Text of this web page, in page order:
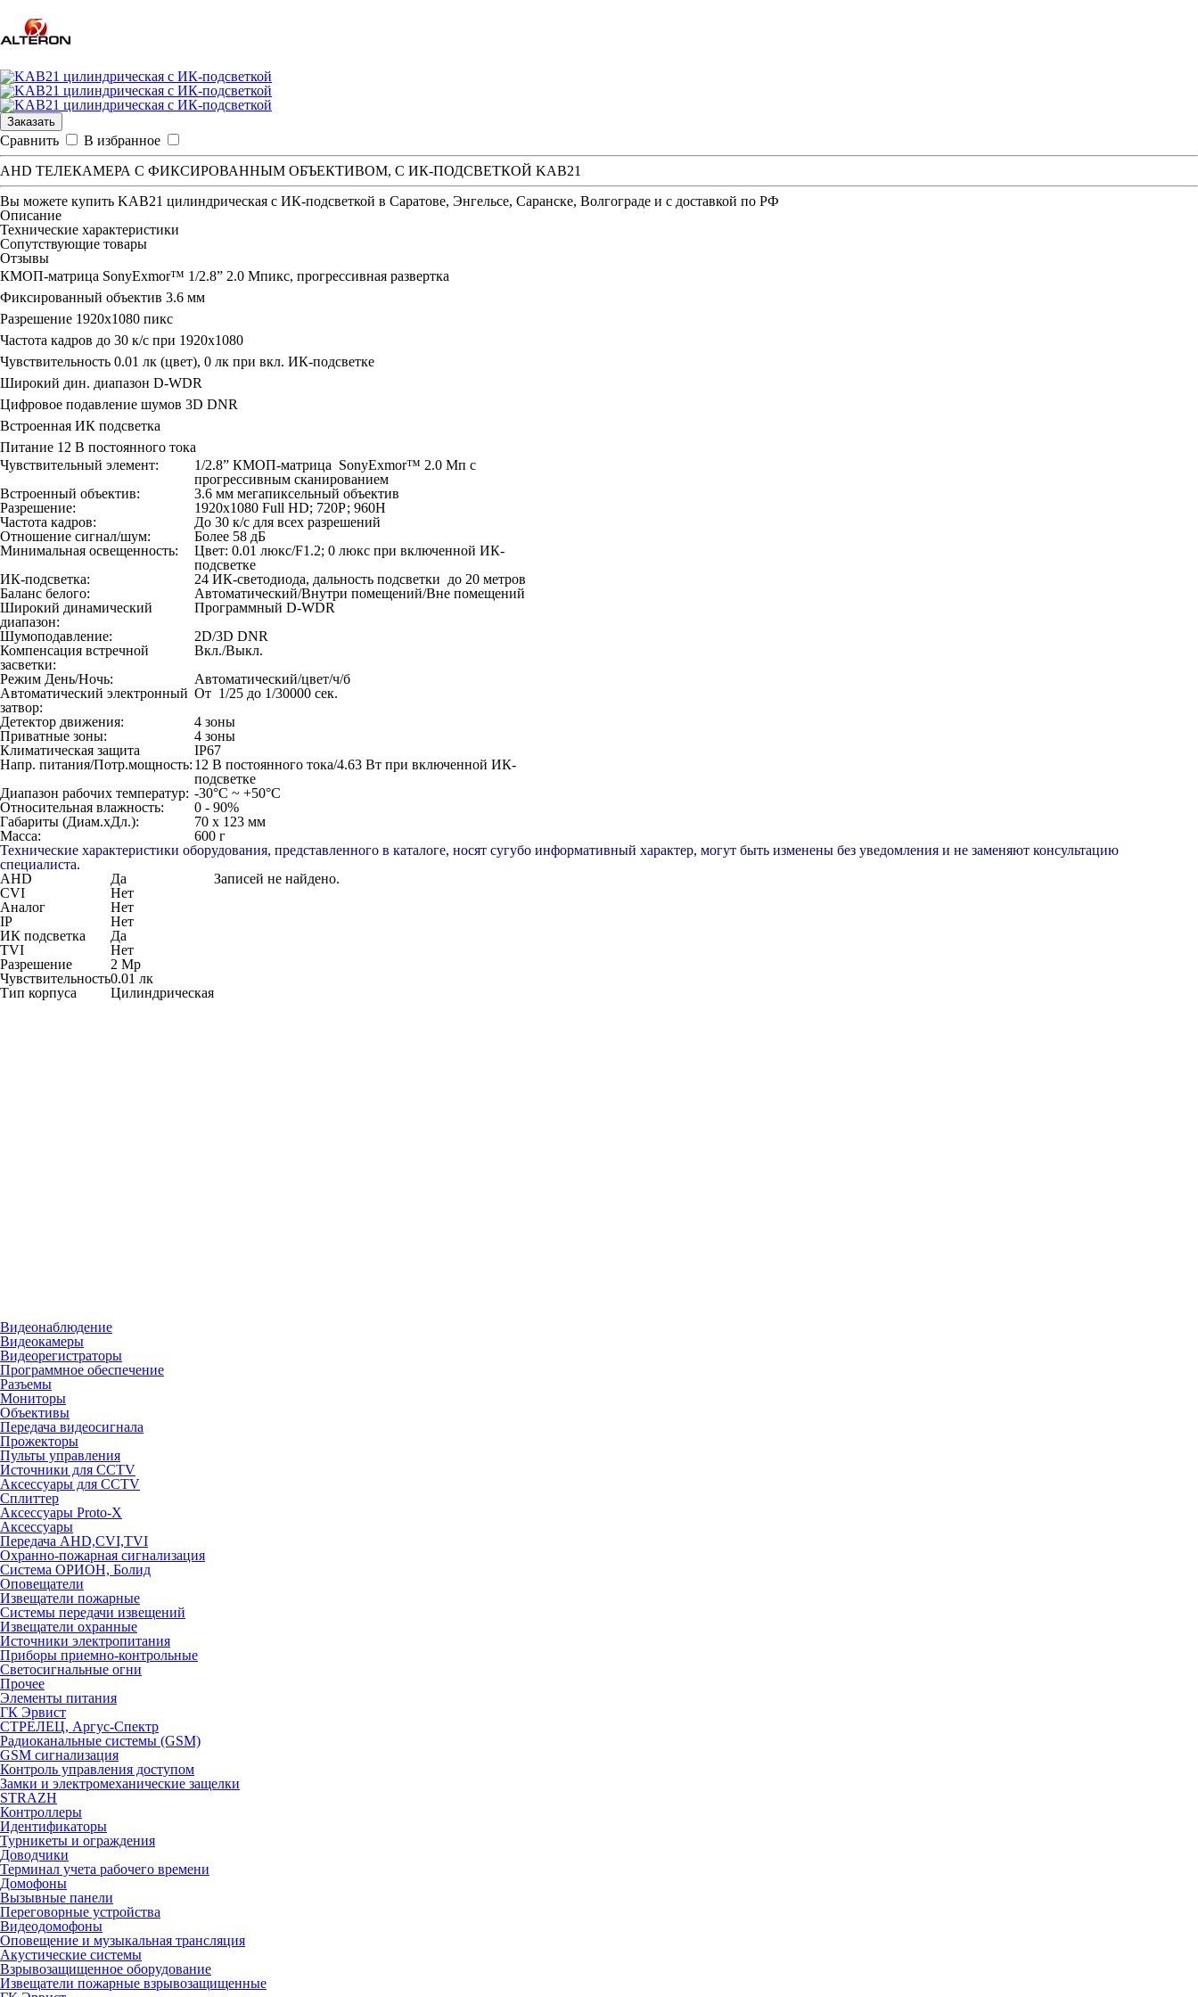
Заказать
Сравнить
В избранное
AHD ТЕЛЕКАМЕРА С ФИКСИРОВАННЫМ ОБЪЕКТИВОМ, С ИК-ПОДСВЕТКОЙ KAB21
Вы можете купить KAB21 цилиндрическая с ИК-подсветкой в Саратове, Энгельсе, Саранске, Волгограде и с доставкой по РФ
Описание
Технические характеристики
Сопутствующие товары
Отзывы
КМОП-матрица SonyExmor™ 1/2.8” 2.0 Mпикс, прогрессивная развертка
Фиксированный объектив 3.6 мм
Разрешение 1920х1080 пикс
Частота кадров до 30 к/с при 1920x1080
Чувствительность 0.01 лк (цвет), 0 лк при вкл. ИК-подсветке
Широкий дин. диапазон D-WDR
Цифровое подавление шумов 3D DNR
Встроенная ИК подсветка
Питание 12 В постоянного тока
Чувствительный элемент:
1/2.8” КМОП-матрица SonyExmor™ 2.0 Мп с
прогрессивным сканированием
Встроенный объектив:
3.6 мм мегапиксельный объектив
Разрешение:
1920x1080 Full HD; 720Р; 960Н
Частота кадров:
До 30 к/с для всех разрешений
Отношение сигнал/шум:
Более 58 дБ
Минимальная освещенность:
Цвет: 0.01 люкс/F1.2; 0 люкс при включенной ИК-
подсветке
ИК-подсветка:
24 ИК-светодиода, дальность подсветки до 20 метров
Баланс белого:
Автоматический/Внутри помещений/Вне помещений
Широкий динамический
диапазон:
Программный D-WDR
Шумоподавление:
2D/3D DNR
Компенсация встречной
засветки:
Вкл./Выкл.
Режим День/Ночь:
Автоматический/цвет/ч/б
Автоматический электронный
затвор:
От 1/25 до 1/30000 сек.
Детектор движения:
4 зоны
Приватные зоны:
4 зоны
Климатическая защита
IP67
Напр. питания/Потр.мощность: 12 В постоянного тока/4.63 Вт при включенной ИК-
подсветке
Диапазон рабочих температур: -30°C ~ +50°C
Относительная влажность:
0 - 90%
Габариты (Диам.хДл.):
70 х 123 мм
Масса:
600 г
Технические характеристики оборудования, представленного в каталоге, носят сугубо информативный характер, могут быть изменены без уведомления и не заменяют консультацию
специалиста.
AHD
Да
CVI
Нет
Аналог
Нет
IP
Нет
ИК подсветка
Да
TVI
Нет
Разрешение
2 Мр
Чувствительность0.01 лк
Тип корпуса
Цилиндрическая
Записей не найдено.
Видеонаблюдение
Видеокамеры
Видеорегистраторы
Программное обеспечение
Разъемы
Мониторы
Объективы
Передача видеосигнала
Прожекторы
Пульты управления
Источники для CCTV
Аксессуары для CCTV
Сплиттер
Аксессуары Proto-X
Аксессуары
Передача AHD,CVI,TVI
Охранно-пожарная сигнализация
Система ОРИОН, Болид
Оповещатели
Извещатели пожарные
Системы передачи извещений
Извещатели охранные
Источники электропитания
Приборы приемно-контрольные
Светосигнальные огни
Прочее
Элементы питания
ГК Эрвист
СТРЕЛЕЦ, Аргус-Спектр
Радиоканальные системы (GSM)
GSM сигнализация
Контроль управления доступом
Замки и электромеханические защелки
STRAZH
Контроллеры
Идентификаторы
Турникеты и ограждения
Доводчики
Терминал учета рабочего времени
Домофоны
Вызывные панели
Переговорные устройства
Видеодомофоны
Оповещение и музыкальная трансляция
Акустические системы
Взрывозащищенное оборудование
Извещатели пожарные взрывозащищенные